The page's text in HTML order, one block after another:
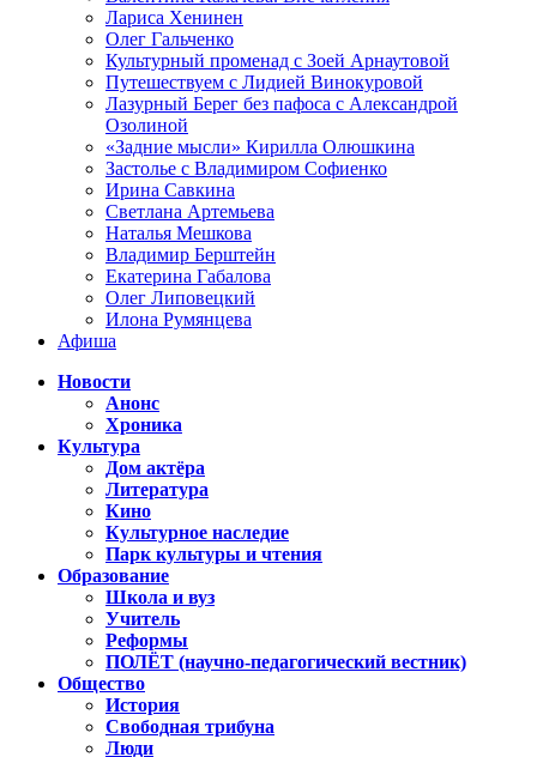
Лариса Хенинен
Олег Гальченко
Культурный променад с Зоей Арнаутовой
Путешествуем с Лидией Винокуровой
Лазурный Берег без пафоса с Александрой
Озолиной
«Задние мысли» Кирилла Олюшкина
Застолье с Владимиром Софиенко
Ирина Савкина
Светлана Артемьева
Наталья Мешкова
Владимир Берштейн
Екатерина Габалова
Олег Липовецкий
Илона Румянцева
Афиша
Новости
Анонс
Хроника
Культура
Дом актёра
Литература
Кино
Культурное наследие
Парк культуры и чтения
Образование
Школа и вуз
Учитель
Реформы
ПОЛЁТ (научно-педагогический вестник)
Общество
История
Свободная трибуна
Люди